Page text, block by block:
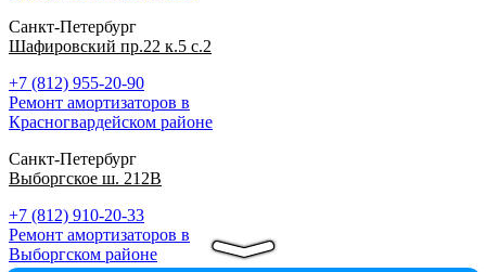
Санкт-Петербург
Шафировский пр.22 к.5 с.2
+7 (812) 955-20-90
Ремонт амортизаторов в
Красногвардейском районе
Санкт-Петербург
Выборгское ш. 212В
+7 (812) 910-20-33
Ремонт амортизаторов в
Выборгском районе